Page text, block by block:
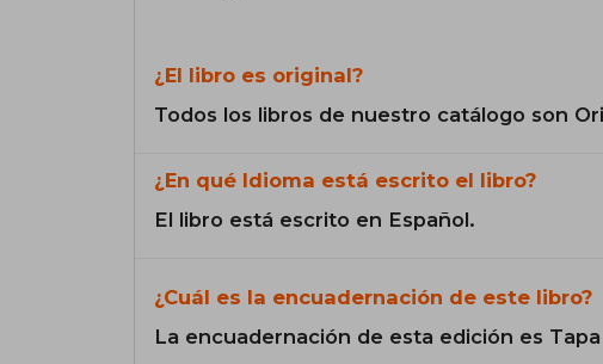
¿El libro es original?
Todos los libros de nuestro catálogo son
¿En qué Idioma está escrito el libro?
El libro está escrito en Español.
¿Cuál es la encuadernación de este libro?
La encuadernación de esta edición es